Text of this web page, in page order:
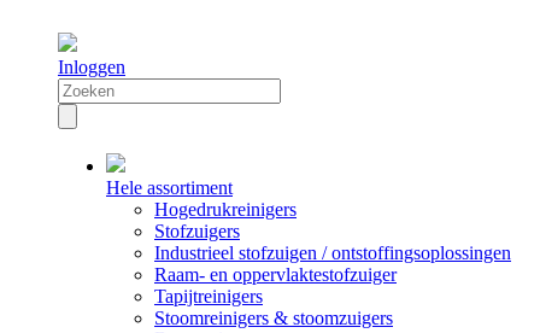
Inloggen
Hele assortiment
Hogedrukreinigers
Stofzuigers
Industrieel stofzuigen / ontstoffingsoplossingen
Raam- en oppervlaktestofzuiger
Tapijtreinigers
Stoomreinigers & stoomzuigers